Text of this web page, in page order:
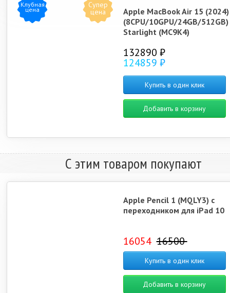
Супер
цена
Клубная
цена
Apple MacBook Air 15
(8CPU/10GPU/24GB/512GB)
Starlight (MC9K4)
132890 ₽
124859 ₽
Купить в один клик
Добавить в корзину
С этим товаром покупают
Apple Pencil 1 (MQLY3) с
переходником для iPad 10
16054 16500
Купить в один клик
Добавить в корзину